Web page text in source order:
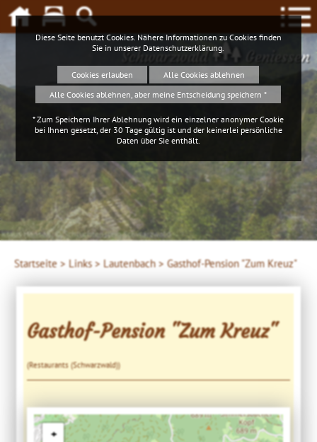
Schwarzwald Geniessen
Klaus Hansen, © Schluchtensteig Schwarzwald
Startseite > Links > Lautenbach >Gasthof-Pension "Zum Kreuz"
Gasthof-Pension "Zum Kreuz"
(Restaurants (Schwarzwald))
+
Diese Seite benutzt Cookies. Nähere Informationen zu Cookies finden
Sie in unserer Datenschutzerklärung
Cookies erlauben
Alle Cookies ablehnen
Alle Cookies ablehnen, aber meine Entscheidung speichern *
* Zum Speichern Ihrer Ablehnung wird ein einzelner anonymer Cookie
bei Ihnen gesetzt, der 30 Tage gültig ist und der keinerlei persönliche
Daten über Sie enthält.